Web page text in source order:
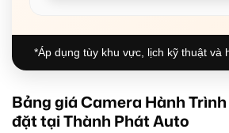
*Áp dụng tùy khu vực, lịch kỹ thuật và
Bảng giá Camera Hành
đặt tại Thành Phát Auto